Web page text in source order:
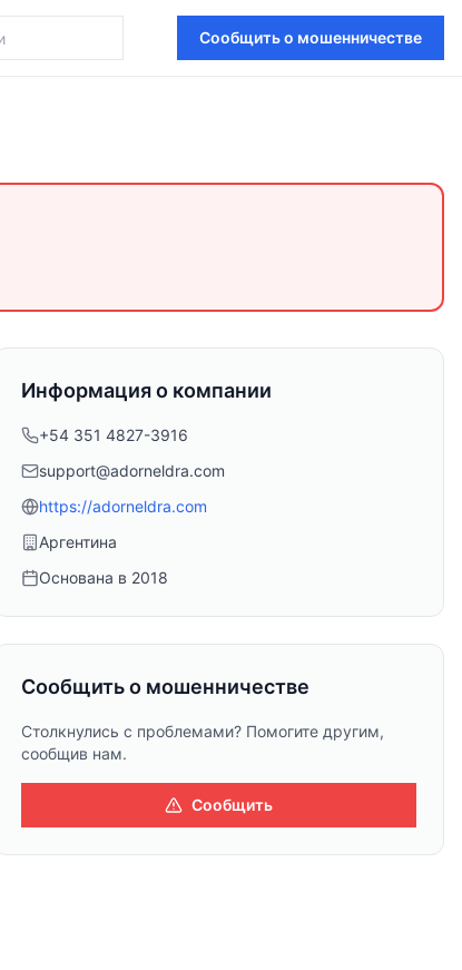
Сообщить о мошенничестве
Информация о компании
+54 351 4827-3916
support@adorneldra.com
https://adorneldra.com
Аргентина
Основана в 2018
Сообщить о мошенничестве
Столкнулись с проблемами? Помогите другим,
сообщив нам.
Сообщить